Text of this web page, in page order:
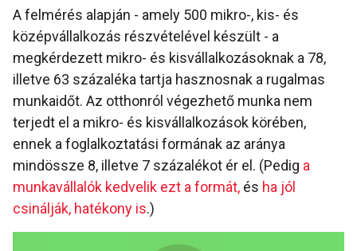
A felmérés alapján - amely 500 mikro-, kis- és
középvállalkozás részvételével készült - a
megkérdezett mikro- és kisvállalkozásoknak a 78,
illetve 63 százaléka tartja hasznosnak a rugalmas
munkaidőt. Az otthonról végezhető munka nem
terjedt el a mikro- és kisvállalkozások körében,
ennek a foglalkoztatási formának az aránya
mindössze 8, illetve 7 százalékot ér el. (Pedig a
munkavállalók kedvelik ezt a formát, és ha jól
csinálják, hatékony is.)